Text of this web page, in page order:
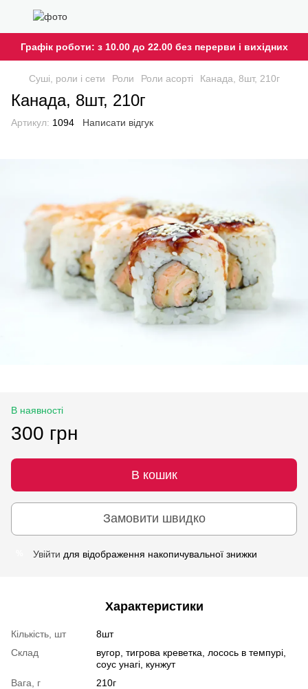
Графік роботи: з 10.00 до 22.00 без перерви і вихідних
Cуші, роли і сети Роли Роли асорті Канада, 8шт, 210г
Канада, 8шт, 210г
Артикул: 1094 Написати відгук
В наявності
300 грн
В кошик
Замовити швидко
Увійти для відображення накопичувальної знижки
Характеристики
Кількість, шт
8шт
Склад
вугор, тигрова креветка, лосось в темпурі,
соус унагі, кунжут
Вага, г
210г